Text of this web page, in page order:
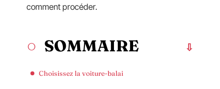
comment procéder.
SOMMAIRE
Choisissez la voiture-balai